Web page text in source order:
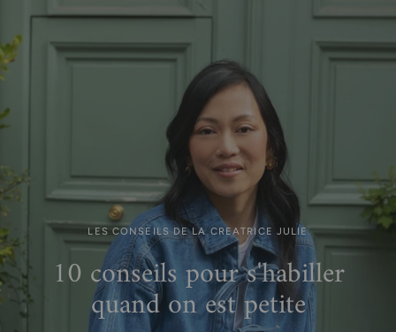
LES CONSEILS DE LA CREATRICE JULIE
10 conseils pour s'habiller
quand on est petite